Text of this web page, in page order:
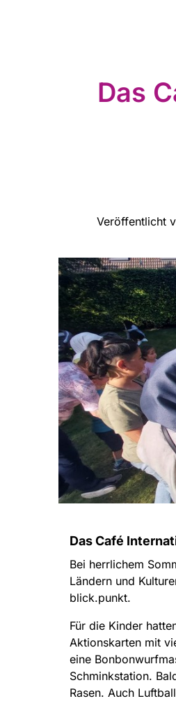
Das
Veröffentlicht
Das Café
Bei herrlichem
Ländern und
blick.punkt.
Für die Kinder
Aktionskarten mit
eine
Schminkstation.
Rasen. Auch